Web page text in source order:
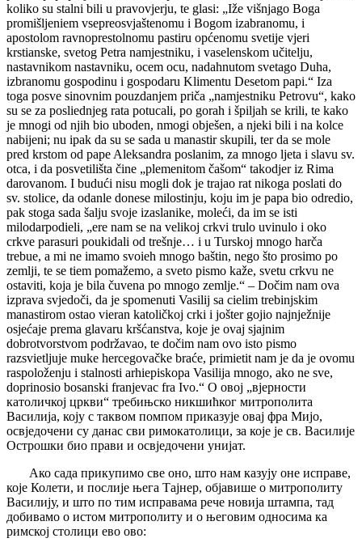
koliko su stalni bili u pravovjerju, te glasi: „Iže višnjago Boga
promišljeniem vsepreosvjaštenomu i Bogom izabranomu, i
apostolom ravnoprestolnomu pastiru općenomu svetije vjeri
krstianske, svetog Petra namjestniku, i vaselenskom učitelju,
nastavnikom nastavniku, ocem ocu, nadahnutom svetago Duha,
izbranomu gospodinu i gospodaru Klimentu Desetom papi.“ Iza
toga posve sinovnim pouzdanjem priča „namjestniku Petrovu“, kako
su se za posliednjeg rata potucali, po gorah i špiljah se krili, te kako
je mnogi od njih bio uboden, nmogi obješen, a njeki bili i na kolce
nabijeni; nu ipak da su se sada u manastir skupili, ter da se mole
pred krstom od pape Aleksandra poslanim, za mnogo ljeta i slavu sv.
otca, i da posvetilišta čine „plemenitom čašom“ takodjer iz Rima
darovanom. I budući nisu mogli dok je trajao rat nikoga poslati do
sv. stolice, da odanle donese milostinju, koju im je papa bio odredio,
pak stoga sada šalju svoje izaslanike, moleći, da im se isti
milodarpodieli, „ere nam se na velikoj crkvi trulo uvinulo i oko
crkve parasuri poukidali od trešnje… i u Turskoj mnogo harča
trebue, a mi ne imamo svoieh mnogo baštin, nego što prosimo po
zemlji, te se tiem pomažemo, a sveto pismo kaže, svetu crkvu ne
ostaviti, koja je bila čuvena po mnogo zemlje.“ – Dočim nam ova
izprava svjedoči, da je spomenuti Vasilij sa cielim trebinjskim
manastirom ostao vieran katoličkoj crki i jošter gojio najnježnije
osjećaje prema glavaru kršćanstva, koje je ovaj sjajnim
dobrotvorstvom podržavao, te dočim nam ovo isto pismo
razsvietljuje muke hercegovačke braće, primietit nam je da je ovomu
raspoloženju i stalnosti arhiepiskopa Vasilija mnogo, ako ne sve,
doprinosio bosanski franjevac fra Ivo.“ O овој „вјерности
католичкој цркви“ требињско никшићког митрополита
Василија, коју с таквом помпом приказује овај фра Мијо,
освједочени су данас сви римокатолици, за које је св. Василије
Острошки био прави и освједочени унијат.
Ако сада прикупимо све оно, што нам казују оне исправе,
које Колети, и послије њега Тајнер, објавише о митрополиту
Василију, и што по тим исправама рече новија штампа, тад
добивамо о истом митрополиту и о његовим односима ка
римској столици ево ово: